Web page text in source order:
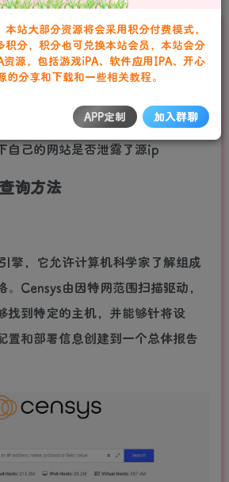
法大全
阅读
关注
寻找网站源ip的方法，也可以通过
自己的网站是否泄露了源ip
询方法
擎，它允许计算机科学家了解组成
。Censys由因特网范围扫描驱动，
找到特定的主机，并能够针将设
置和部署信息创建到一个总体报告
站大部分资源将会采用积分付费模式，
积分，积分也可兑换本站会员，本站会分
源，包括游戏iPA、软件应用IPA、开心
的分享和下载和一些相关教程。
APP定制 加入群聊